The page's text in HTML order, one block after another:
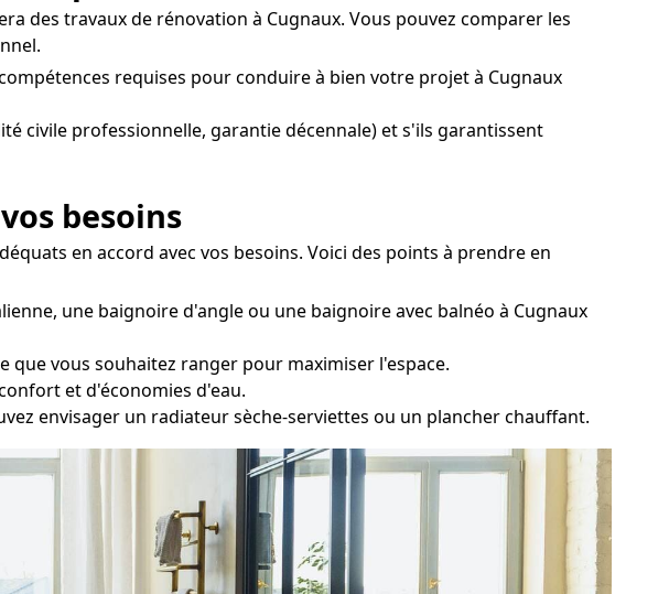
des travaux de rénovation à Cugnaux. Vous pouvez comparer les
requises pour conduire à bien votre projet à Cugnaux
civile professionnelle, garantie décennale) et s'ils garantissent
besoins
en accord avec vos besoins. Voici des points à prendre en
une baignoire d'angle ou une baignoire avec balnéo à Cugnaux
que vous souhaitez ranger pour maximiser l'espace.
et d'économies d'eau.
envisager un radiateur sèche-serviettes ou un plancher chauffant.